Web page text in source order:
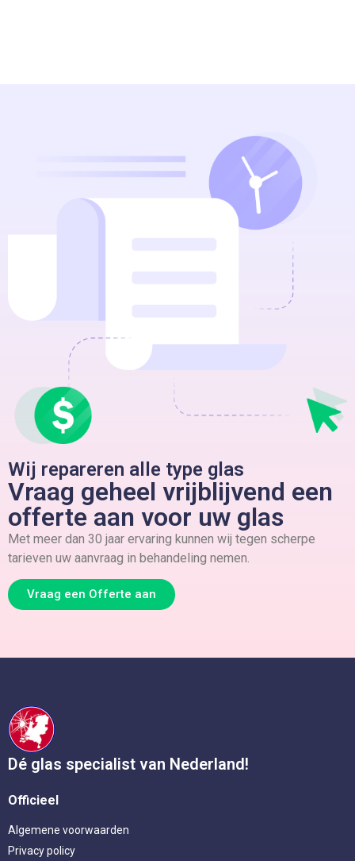
Wij repareren alle type glas
Vraag geheel vrijblijvend een
offerte aan voor uw glas
Met meer dan 30 jaar ervaring kunnen wij tegen scherpe
tarieven uw aanvraag in behandeling nemen.
Vraag een Offerte aan
Dé glas specialist van Nederland!
Officieel
Algemene voorwaarden
Privacy policy